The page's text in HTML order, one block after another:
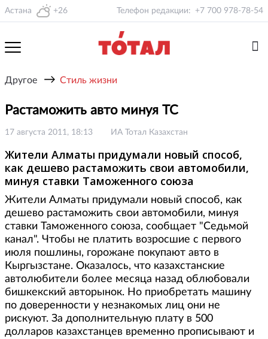
Астана +26 Телефон редакции: +7 700 978-78-54
Другое → Стиль жизни
Растаможить авто минуя ТС
17 августа 2011, 18:13 ИА Тотал Казахстан
Жители Алматы придумали новый способ,
как дешево растаможить свои автомобили,
минуя ставки Таможенного союза
Жители Алматы придумали новый способ, как
дешево растаможить свои автомобили, минуя
ставки Таможенного союза, сообщает "Седьмой
канал". Чтобы не платить возросшие с первого
июля пошлины, горожане покупают авто в
Кыргызстане. Оказалось, что казахстанские
автолюбители более месяца назад облюбовали
бишкекский авторынок. Но приобретать машину
по доверенности у незнакомых лиц они не
рискуют. За дополнительную плату в 500
долларов казахстанцев временно прописывают и